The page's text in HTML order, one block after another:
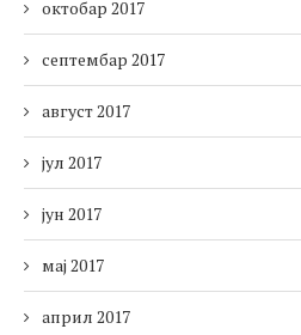
октобар 2017
септембар 2017
август 2017
јул 2017
јун 2017
мај 2017
април 2017